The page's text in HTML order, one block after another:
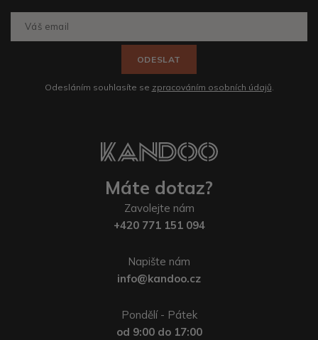
ODESLAT
Odesláním souhlasíte se zpracováním osobních údajů
Máte dotaz?
Zavolejte nám
+420 771 151 094
Napište nám
info@kandoo.cz
Pondělí - Pátek
od 9:00 do 17:00